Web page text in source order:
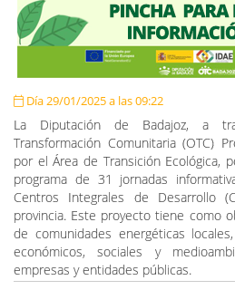
Día 29/01/2025 a las 09:22
La Diputación de Badajoz, a
Transformación Comunitaria (OTC)
por el Área de Transición Ecológica,
programa de 31 jornadas
Centros Integrales de Desarrollo
provincia. Este proyecto tiene como
de comunidades energéticas
económicos, sociales y
empresas y entidades públicas.